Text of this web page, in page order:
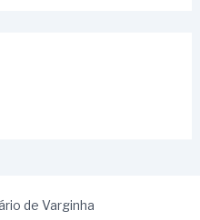
de Varginha